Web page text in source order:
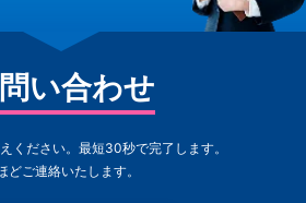
い合わせ
ください。最短30秒で完了します。
どご連絡いたします。